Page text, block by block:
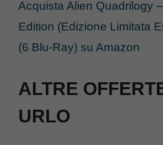
Acquista Alien Quadrilogy
Edition (Edizione Limitata
(6 Blu-Ray) su Amazon
ALTRE
URLO